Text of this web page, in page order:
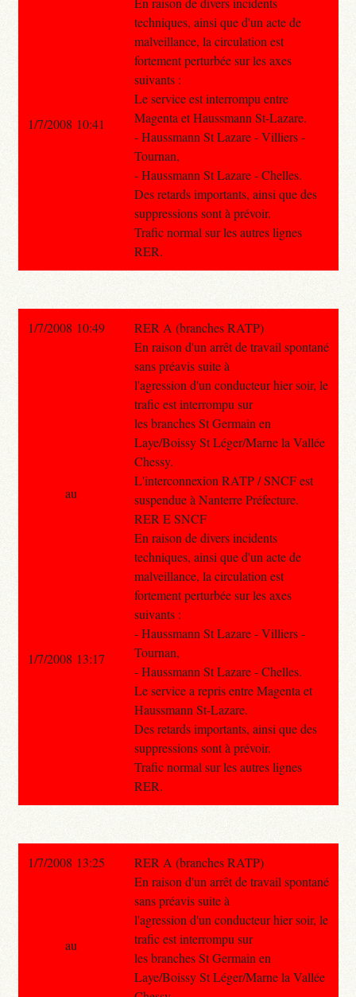
techniques, ainsi que d'un acte de
malveillance, la circulation est
fortement perturbée sur les axes
suivants :
Le service est interrompu entre
Magenta et Haussmann St-Lazare.
- Haussmann St Lazare - Villiers -
Tournan,
- Haussmann St Lazare - Chelles.
Des retards importants, ainsi que des
suppressions sont à prévoir.
Trafic normal sur les autres lignes
RER.
1/7/2008 10:41
1/7/2008 10:49
RER A (branches RATP)
En raison d'un arrêt de travail spontané
sans préavis suite à
l'agression d'un conducteur hier soir, le
trafic est interrompu sur
les branches St Germain en
Laye/Boissy St Léger/Marne la Vallée
Chessy.
L'interconnexion RATP / SNCF est
suspendue à Nanterre Préfecture.
RER E SNCF
En raison de divers incidents
techniques, ainsi que d'un acte de
malveillance, la circulation est
fortement perturbée sur les axes
suivants :
- Haussmann St Lazare - Villiers -
Tournan,
- Haussmann St Lazare - Chelles.
Le service a repris entre Magenta et
Haussmann St-Lazare.
Des retards importants, ainsi que des
suppressions sont à prévoir.
Trafic normal sur les autres lignes
RER.
au
1/7/2008 13:17
1/7/2008 13:25
RER A (branches RATP)
En raison d'un arrêt de travail spontané
sans préavis suite à
l'agression d'un conducteur hier soir, le
trafic est interrompu sur
les branches St Germain en
Laye/Boissy St Léger/Marne la Vallée
au